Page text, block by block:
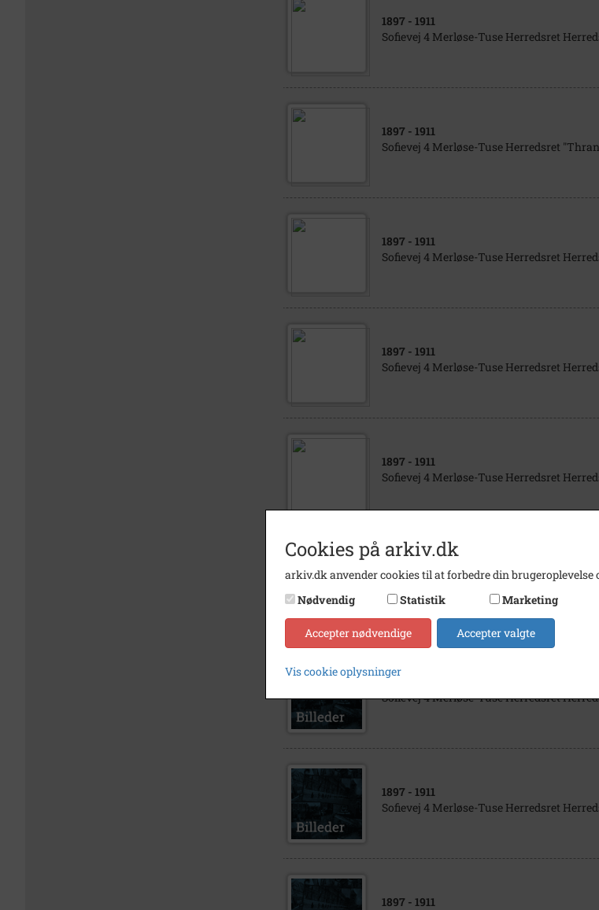
1897 - 1911
Sofievej 4 Merløse-Tuse Herredsret
1897 - 1911
Sofievej 4 Merløse-Tuse Herredsret
1897 - 1911
Sofievej 4 Merløse-Tuse Herredsret
1897 - 1911
Sofievej 4 Merløse-Tuse Herredsret
1897 - 1911
Sofievej 4 Merløse-Tuse Herredsret
1897- 1911
1897
Sofievej 4 Merløse-Tuse Herredsret
1897 - 1911
Sofievej 4 Merløse-Tuse Herredsret
1897 - 1911
Cookies på arkiv.dk
arkiv.dk anvender cookies til at forbedre din
Nødvendig
Statistik Marketing
Accepter nødvendige Accepter valgte
Vis cookie oplysninger